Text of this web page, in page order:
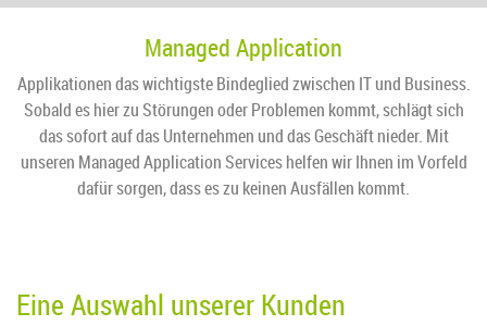
Managed Application
Applikationen das wichtigste Bindeglied zwischen IT und Business.
Sobald es hier zu Störungen oder Problemen kommt, schlägt sich
das sofort auf das Unternehmen und das Geschäft nieder. Mit
unseren Managed Application Services helfen wir Ihnen im Vorfeld
dafür sorgen, dass es zu keinen Ausfällen kommt.
Eine Auswahl unserer Kunden